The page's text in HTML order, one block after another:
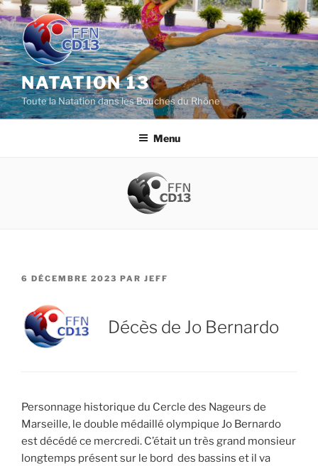
Aller
au
contenu
principal
NATATION 13
Toute la Natation dans les Bouches du Rhône
Menu
PUBLIÉ
6 DÉCEMBRE 2023 PAR JEFF
Décès de Jo Bernardo
Personnage historique du Cercle des Nageurs de
Marseille, le double médaillé olympique Jo Bernardo
est décédé ce mercredi. C’était un très grand monsieur
longtemps présent sur le bord des bassins et il va